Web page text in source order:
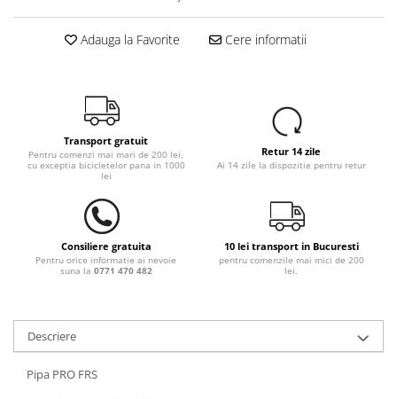
Adauga la Favorite Cere informatii
Transport gratuit
Pentru comenzi mai mari de 200 lei,
cu exceptia bicicletelor pana in 1000
lei
Retur 14 zile
Ai 14 zile la dispozitie pentru retur
Consiliere gratuita
Pentru orice informatie ai nevoie
suna la 0771 470 482
10 lei transport in Bucuresti
pentru comenzile mai mici de 200
lei.
Descriere
Pipa PRO FRS